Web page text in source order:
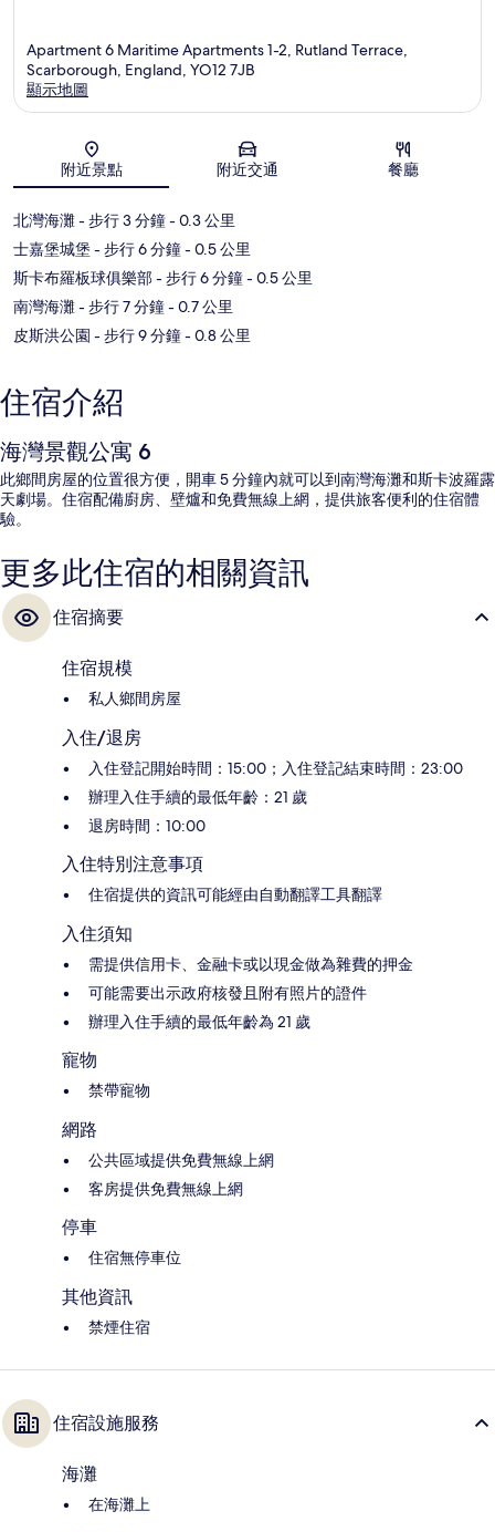
Apartment 6 Maritime Apartments 1-2, Rutland Terrace,
Scarborough, England, YO12 7JB
顯示地圖
附近景點 附近交通 餐廳
北灣海灘- 步行 3 分鐘- 0.3 公里
士嘉堡城堡 - 步行 6 分鐘- 0.5 公里
斯卡布羅板球俱樂部- 步行 6 分鐘- 0.5 公里
南灣海灘- 步行 7 分鐘- 0.7 公里
皮斯洪公園 - 步行 9 分鐘- 0.8 公里
住宿介紹
海灣景觀公寓 6
此鄉間房屋的位置很方便，開車 5 分鐘內就可以到南灣海灘和斯卡波羅露
天劇場。住宿配備廚房、壁爐和免費無線上網，提供旅客便利的住宿體
驗。
更多此住宿的相關資訊
住宿摘要
住宿規模
私人鄉間房屋
入住/退房
入住登記開始時間：15:00；入住登記結束時間：23:00
辦理入住手續的最低年齡：21 歲
退房時間：10:00
入住特別注意事項
住宿提供的資訊可能經由自動翻譯工具翻譯
入住須知
需提供信用卡、金融卡或以現金做為雜費的押金
可能需要出示政府核發且附有照片的證件
辦理入住手續的最低年齡為 21 歲
寵物
禁帶寵物
網路
公共區域提供免費無線上網
客房提供免費無線上網
停車
住宿無停車位
其他資訊
禁煙住宿
住宿設施服務
海灘
在海灘上